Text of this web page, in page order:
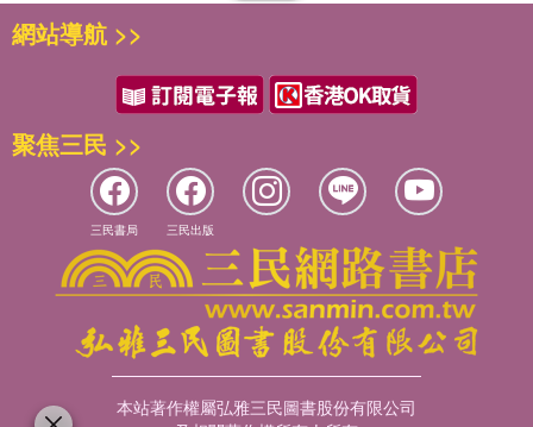
網站導航 >>
聚焦三民 >>
三民書局 三民出版
本站著作權屬弘雅三民圖書股份有限公司